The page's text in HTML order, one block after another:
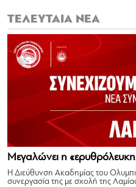
ΤΕΛΕΥΤΑΙΑ ΝΕΑ
Μεγαλώνει η
Η Διεύθυνση Ακαδημίας του
συνεργασία της με σχολή της